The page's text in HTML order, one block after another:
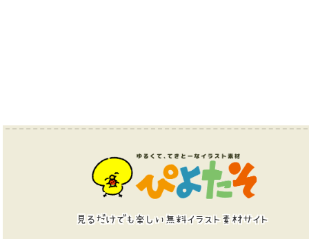
見るだけでも楽しい無料イラスト素材サイト